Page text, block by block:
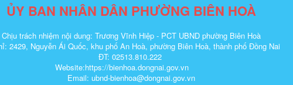
ỦY BAN NHÂN DÂN PHƯỜNG BIÊN HOÀ
Chịu trách nhiệm nội dung: Trương Vĩnh Hiệp - PCT UBND phường Biên Hoà
2429, Nguyễn Ái Quốc, khu phố An Hoà, phường Biên Hoà, thành phố Đồng Nai
ĐT: 02513.810.222
Website:https://bienhoa.dongnai.gov.vn
Email: ubnd-bienhoa@dongnai.gov.vn​